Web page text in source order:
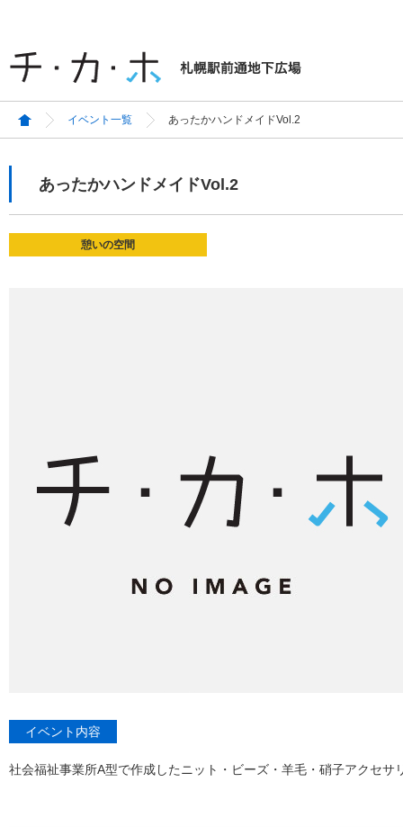
イベント一覧 あったかハンドメイドVol.2
あったかハンドメイドVol.2
憩いの空間
イベント内容
社会福祉事業所A型で作成したニット・ビーズ・羊毛・硝子アクセサ